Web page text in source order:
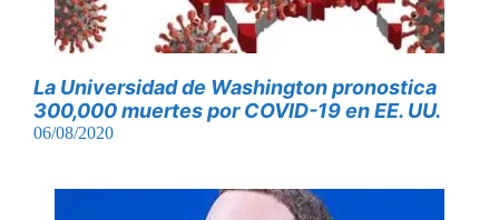
La Universidad de Washington pronostica
300,000 muertes por COVID-19 en EE. UU.
06/08/2020